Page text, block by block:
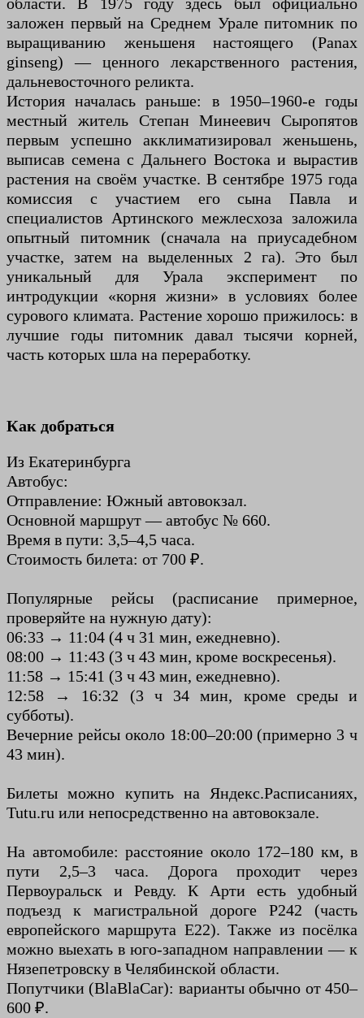
заложен первый на Среднем Урале питомник по
выращиванию женьшеня настоящего (Panax
ginseng) — ценного лекарственного растения,
дальневосточного реликта.
История началась раньше: в 1950–1960-е годы
местный житель Степан Минеевич Сыропятов
первым успешно акклиматизировал женьшень,
выписав семена с Дальнего Востока и вырастив
растения на своём участке. В сентябре 1975 года
комиссия с участием его сына Павла и
специалистов Артинского межлесхоза заложила
опытный питомник (сначала на приусадебном
участке, затем на выделенных 2 га). Это был
уникальный для Урала эксперимент по
интродукции «корня жизни» в условиях более
сурового климата. Растение хорошо прижилось: в
лучшие годы питомник давал тысячи корней,
часть которых шла на переработку.
Как добраться
Из Екатеринбурга
Автобус:
Отправление: Южный автовокзал.
Основной маршрут — автобус № 660.
Время в пути: 3,5–4,5 часа.
Стоимость билета: от 700 ₽.
Популярные рейсы (расписание примерное,
проверяйте на нужную дату):
06:33 → 11:04 (4 ч 31 мин, ежедневно).
08:00 → 11:43 (3 ч 43 мин, кроме воскресенья).
11:58 → 15:41 (3 ч 43 мин, ежедневно).
12:58 → 16:32 (3 ч 34 мин, кроме среды и
субботы).
Вечерние рейсы около 18:00–20:00 (примерно 3 ч
43 мин).
Билеты можно купить на Яндекс.Расписаниях,
Tutu.ru или непосредственно на автовокзале.
На автомобиле: расстояние около 172–180 км, в
пути 2,5–3 часа. Дорога проходит через
Первоуральск и Ревду. К Арти есть удобный
подъезд к магистральной дороге Р242 (часть
европейского маршрута Е22). Также из посёлка
можно выехать в юго-западном направлении — к
Нязепетровску в Челябинской области.
Попутчики (BlaBlaCar): варианты обычно от 450–
600 ₽.